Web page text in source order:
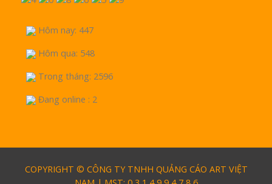
Hôm nay: 447
Hôm qua: 548
Trong tháng: 2596
Đang online : 2
COPYRIGHT © CÔNG TY TNHH QUẢNG CÁO ART VIỆT